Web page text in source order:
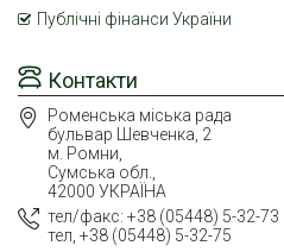
Контакти
Роменська міська рада
бульвар Шевченка, 2
м. Ромни,
Сумська обл.,
42000 УКРАЇНА
тел/факс: +38 (05448) 5-32-73
тел, +38 (05448) 5-32-75
Публічні фінанси України